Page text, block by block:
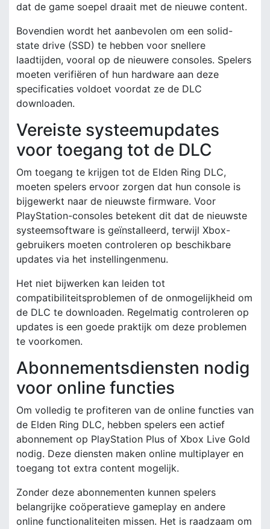
dat de game soepel draait met de nieuwe content.
Bovendien wordt het aanbevolen om een solid-
state drive (SSD) te hebben voor snellere
laadtijden, vooral op de nieuwere consoles. Spelers
moeten verifiëren of hun hardware aan deze
specificaties voldoet voordat ze de DLC
downloaden.
Vereiste systeemupdates
voor toegang tot de DLC
Om toegang te krijgen tot de Elden Ring DLC,
moeten spelers ervoor zorgen dat hun console is
bijgewerkt naar de nieuwste firmware. Voor
PlayStation-consoles betekent dit dat de nieuwste
systeemsoftware is geïnstalleerd, terwijl Xbox-
gebruikers moeten controleren op beschikbare
updates via het instellingenmenu.
Het niet bijwerken kan leiden tot
compatibiliteitsproblemen of de onmogelijkheid om
de DLC te downloaden. Regelmatig controleren op
updates is een goede praktijk om deze problemen
te voorkomen.
Abonnementsdiensten nodig
voor online functies
Om volledig te profiteren van de online functies van
de Elden Ring DLC, hebben spelers een actief
abonnement op PlayStation Plus of Xbox Live Gold
nodig. Deze diensten maken online multiplayer en
toegang tot extra content mogelijk.
Zonder deze abonnementen kunnen spelers
belangrijke coöperatieve gameplay en andere
online functionaliteiten missen. Het is raadzaam om